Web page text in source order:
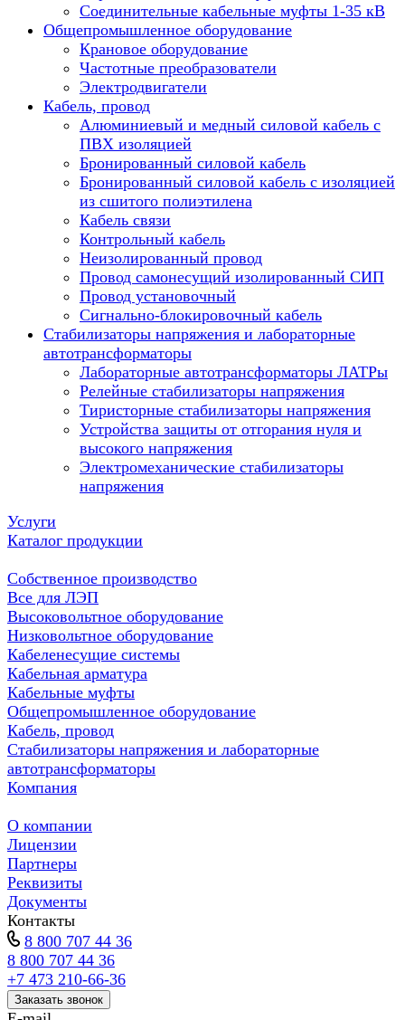
Соединительные кабельные муфты 1-35 кВ
Общепромышленное оборудование
Крановое оборудование
Частотные преобразователи
Электродвигатели
Кабель, провод
Алюминиевый и медный силовой кабель с
ПВХ изоляцией
Бронированный силовой кабель
Бронированный силовой кабель с изоляцией
из сшитого полиэтилена
Кабель связи
Контрольный кабель
Неизолированный провод
Провод самонесущий изолированный СИП
Провод установочный
Сигнально-блокировочный кабель
Стабилизаторы напряжения и лабораторные
автотрансформаторы
Лабораторные автотрансформаторы ЛАТРы
Релейные стабилизаторы напряжения
Тиристорные стабилизаторы напряжения
Устройства защиты от отгорания нуля и
высокого напряжения
Электромеханические стабилизаторы
напряжения
Услуги
Каталог продукции
Собственное производство
Все для ЛЭП
Высоковольтное оборудование
Низковольтное оборудование
Кабеленесущие системы
Кабельная арматура
Кабельные муфты
Общепромышленное оборудование
Кабель, провод
Стабилизаторы напряжения и лабораторные
автотрансформаторы
Компания
О компании
Лицензии
Партнеры
Реквизиты
Документы
Контакты
8 800 707 44 36
8 800 707 44 36
+7 473 210-66-36
Заказать звонок